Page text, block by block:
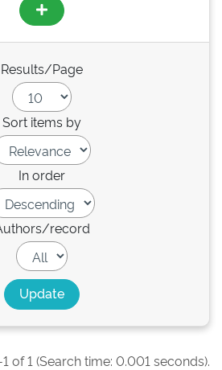
Results/Page
Sort items by
In order
record
of 1 (Search time: 0.001 seconds).